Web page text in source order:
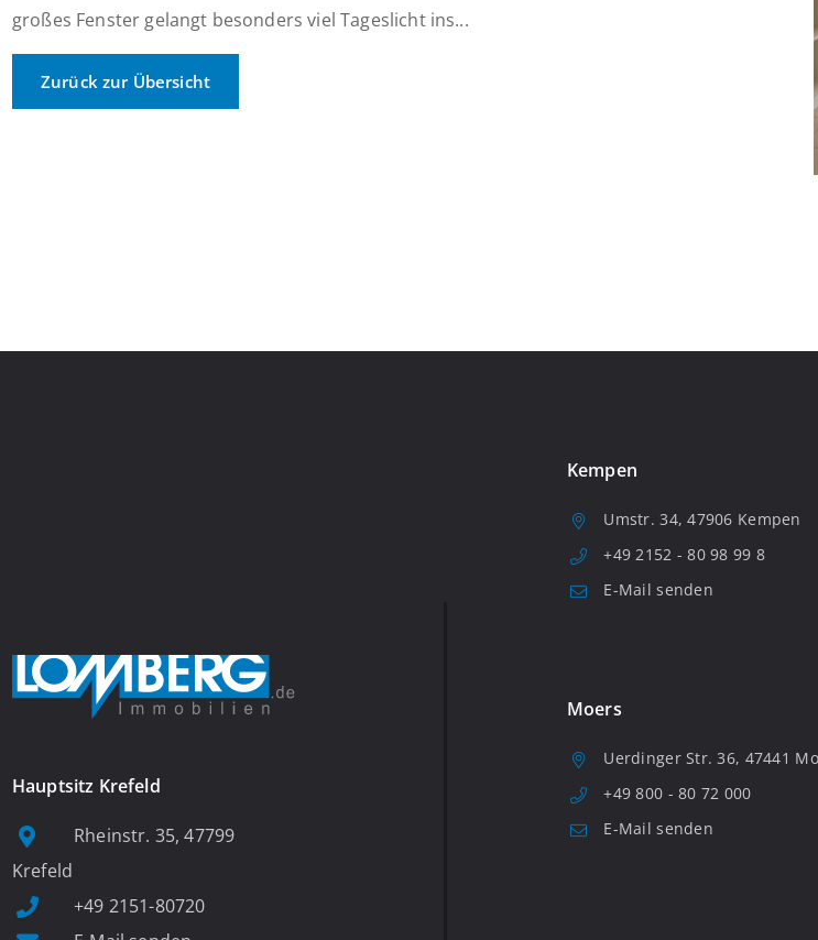
großes Fenster gelangt besonders viel Tageslicht ins...
Zurück zur Übersicht
Hauptsitz Krefeld
Rheinstr. 35, 47799
Krefeld
+49 2151-80720
Kempen
Umstr. 34, 47906 Kempen
+49 2152 - 80 98 99 8
E-Mail senden
Moers
Uerdinger Str. 36, 47441
+49 800 - 80 72 000
E-Mail senden